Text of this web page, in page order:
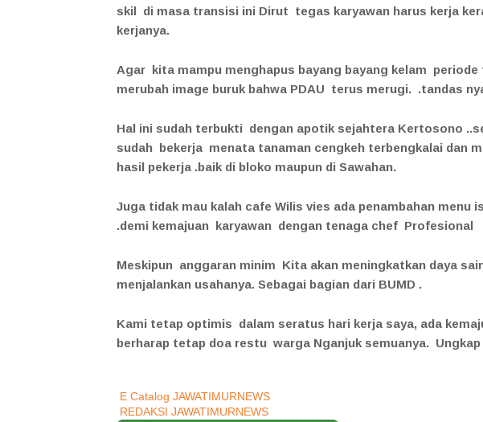
skil di masa transisi ini Dirut tegas karyawan harus kerja
kerjanya.
Agar kita mampu menghapus bayang bayang kelam
merubah image buruk bahwa PDAU terus merugi. .tandas
Hal ini sudah terbukti dengan apotik sejahtera Kertosono
sudah bekerja menata tanaman cengkeh terbengkalai dan
hasil pekerja .baik di bloko maupun di Sawahan.
Juga tidak mau kalah cafe Wilis vies ada penambahan menu
.demi kemajuan karyawan dengan tenaga chef Profesional
Meskipun anggaran minim Kita akan meningkatkan daya
menjalankan usahanya. Sebagai bagian dari BUMD .
Kami tetap optimis dalam seratus hari kerja saya, ada
berharap tetap doa restu warga Nganjuk semuanya. Ungkap
E Catalog JAWATIMURNEWS
REDAKSI JAWATIMURNEWS